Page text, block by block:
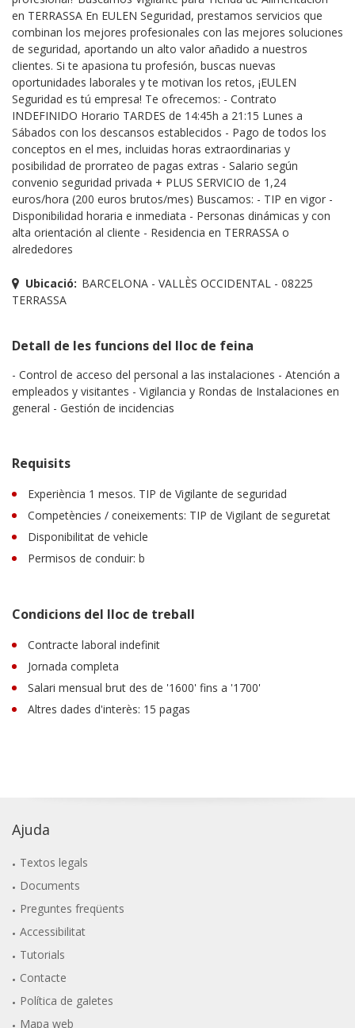
en TERRASSA En EULEN Seguridad, prestamos servicios que
combinan los mejores profesionales con las mejores soluciones
de seguridad, aportando un alto valor añadido a nuestros
clientes. Si te apasiona tu profesión, buscas nuevas
oportunidades laborales y te motivan los retos, ¡EULEN
Seguridad es tú empresa! Te ofrecemos: - Contrato
INDEFINIDO Horario TARDES de 14:45h a 21:15 Lunes a
Sábados con los descansos establecidos - Pago de todos los
conceptos en el mes, incluidas horas extraordinarias y
posibilidad de prorrateo de pagas extras - Salario según
convenio seguridad privada + PLUS SERVICIO de 1,24
euros/hora (200 euros brutos/mes) Buscamos: - TIP en vigor -
Disponibilidad horaria e inmediata - Personas dinámicas y con
alta orientación al cliente - Residencia en TERRASSA o
alrededores
Ubicació: BARCELONA - VALLÈS OCCIDENTAL - 08225
TERRASSA
Detall de les funcions del lloc de feina
- Control de acceso del personal a las instalaciones - Atención a
empleados y visitantes - Vigilancia y Rondas de Instalaciones en
general - Gestión de incidencias
Requisits
Experiència 1 mesos. TIP de Vigilante de seguridad
Competències / coneixements: TIP de Vigilant de seguretat
Disponibilitat de vehicle
Permisos de conduir: b
Condicions del lloc de treball
Contracte laboral indefinit
Jornada completa
Salari mensual brut des de '1600' fins a '1700'
Altres dades d'interès: 15 pagas
Ajuda
Textos legals
Documents
Preguntes freqüents
Accessibilitat
Tutorials
Contacte
Política de galetes
Mapa web